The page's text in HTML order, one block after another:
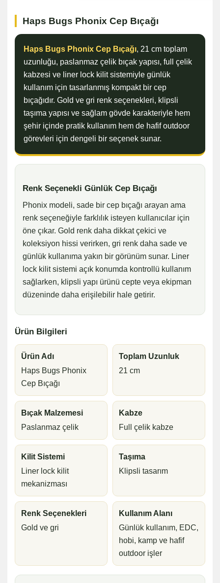
Haps Bugs Phonix Cep Bıçağı
Haps Bugs Phonix Cep Bıçağı, 21 cm toplam
uzunluğu, paslanmaz çelik bıçak yapısı, full çelik
kabzesi ve liner lock kilit sistemiyle günlük
kullanım için tasarlanmış kompakt bir cep
bıçağıdır. Gold ve gri renk seçenekleri, klipsli
taşıma yapısı ve sağlam gövde karakteriyle hem
şehir içinde pratik kullanım hem de hafif outdoor
görevleri için dengeli bir seçenek sunar.
Renk Seçenekli Günlük Cep Bıçağı
Phonix modeli, sade bir cep bıçağı arayan ama
renk seçeneğiyle farklılık isteyen kullanıcılar için
öne çıkar. Gold renk daha dikkat çekici ve
koleksiyon hissi verirken, gri renk daha sade ve
günlük kullanıma yakın bir görünüm sunar. Liner
lock kilit sistemi açık konumda kontrollü kullanım
sağlarken, klipsli yapı ürünü cepte veya ekipman
düzeninde daha erişilebilir hale getirir.
Ürün Bilgileri
Ürün Adı
Haps Bugs Phonix
Cep Bıçağı
Toplam Uzunluk
21 cm
Bıçak Malzemesi
Paslanmaz çelik
Kabze
Full çelik kabze
Kilit Sistemi
Liner lock kilit
mekanizması
Taşıma
Klipsli tasarım
Renk Seçenekleri
Gold ve gri
Kullanım Alanı
Günlük kullanım, EDC,
hobi, kamp ve hafif
outdoor işler